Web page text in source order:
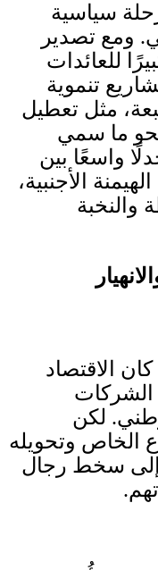
سياسية
. ومع تصدير
للعائدات
تنموية
مثل تعطيل
ما سمي
واسعًا بين
الأجنبية،
الاقتصاد
الشركات
. لكن
الخاص وتحويله
إلى سخط رجال
.